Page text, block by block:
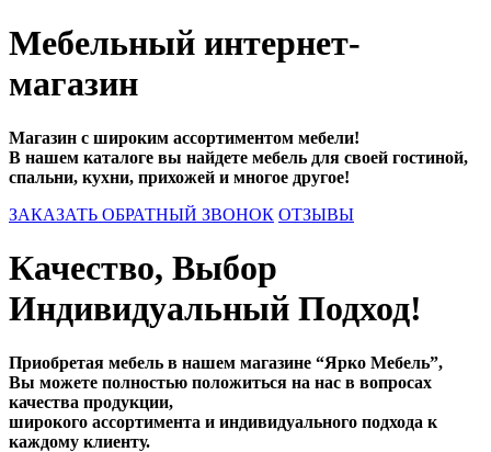
Мебельный интернет-
магазин
Магазин с широким ассортиментом мебели!
В нашем каталоге вы найдете мебель для своей гостиной,
спальни, кухни, прихожей и многое другое!
ЗАКАЗАТЬ ОБРАТНЫЙ ЗВОНОК ОТЗЫВЫ
Качество, Выбор
Индивидуальный Подход!
Приобретая мебель в нашем магазине “Ярко Мебель”,
Вы можете полностью положиться на нас в вопросах
качества продукции,
широкого ассортимента и индивидуального подхода к
каждому клиенту.